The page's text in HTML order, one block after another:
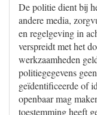
De politie dient bij
andere media,
en regelgeving in
verspreidt met het
werkzaamheden
politiegegevens
geïdentificeerde of
openbaar mag
toestemming heeft